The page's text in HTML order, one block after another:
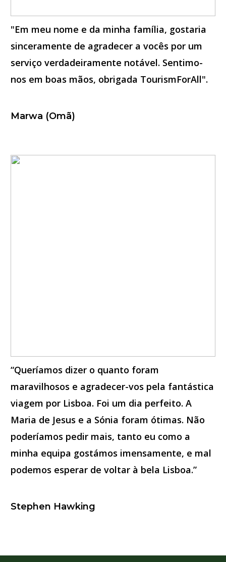
"Em meu nome e da minha família, gostaria
sinceramente de agradecer a vocês por um
serviço verdadeiramente notável. Sentimo-
nos em boas mãos, obrigada TourismForAll".
Marwa (Omã)
“Queríamos dizer o quanto foram
maravilhosos e agradecer-vos pela fantástica
viagem por Lisboa. Foi um dia perfeito. A
Maria de Jesus e a Sónia foram ótimas. Não
poderíamos pedir mais, tanto eu como a
minha equipa gostámos imensamente, e mal
podemos esperar de voltar à bela Lisboa.”
Stephen Hawking